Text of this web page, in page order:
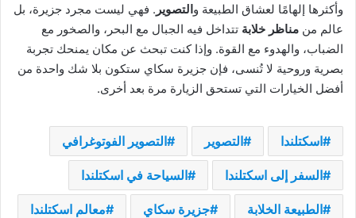
وأكثرها إلهامًا لعشاق الطبيعة والتصوير . فهي ليست مجرد جزيرة، بل
عالم من مناظر خلابة تتداخل فيه الجبال مع البحر، والصخور مع
الضباب، والهدوء مع القوة. وإذا كنت تبحث عن مكان يمنحك تجربة
بصرية وروحية لا تُنسى، فإن جزيرة سكاي ستكون بلا شك واحدة من
أفضل الخيارات التي تستحق الزيارة مرة بعد أخرى.
اسكتلندا التصوير التصوير الفوتوغرافي
السفر إلى اسكتلندا السياحة في اسكتلندا
الطبيعة الخلابة جزيرة سكاي معالم اسكتلندا